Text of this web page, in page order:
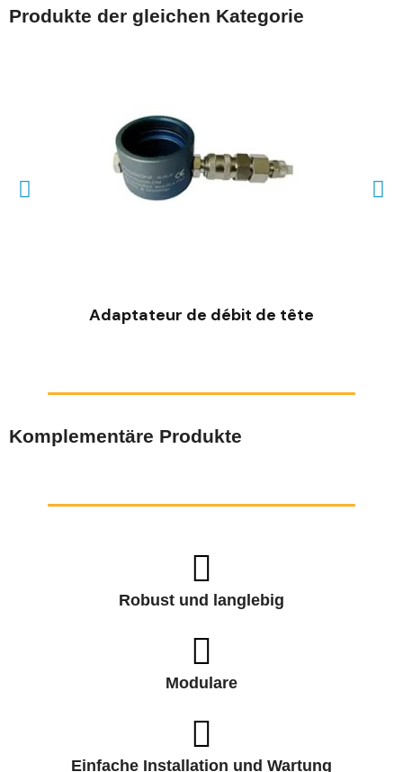
Produkte der gleichen Kategorie
Adaptateur de débit de tête
Komplementäre Produkte
Robust und langlebig
Modulare
Einfache Installation und Wartung